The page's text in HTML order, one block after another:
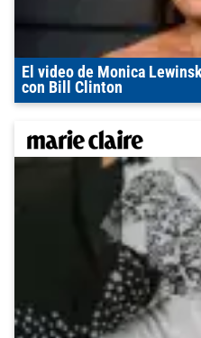
El video de Monica
con Bill Clinton